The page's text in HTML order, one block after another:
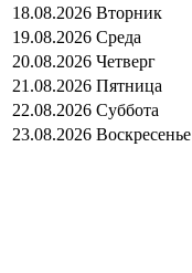
18.08.2026 Вторник
19.08.2026 Среда
20.08.2026 Четверг
21.08.2026 Пятница
22.08.2026 Суббота
23.08.2026 Воскресенье